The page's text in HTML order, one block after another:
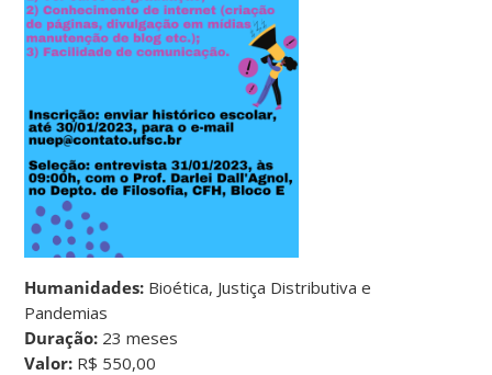
Humanidades: Bioética, Justiça Distributiva e
Pandemias
Duração: 23 meses
Valor: R$ 550,00